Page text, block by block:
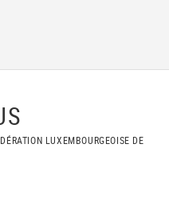
LUXEMBOURGEOISE DE